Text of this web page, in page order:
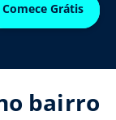
Comece Grátis
bairro